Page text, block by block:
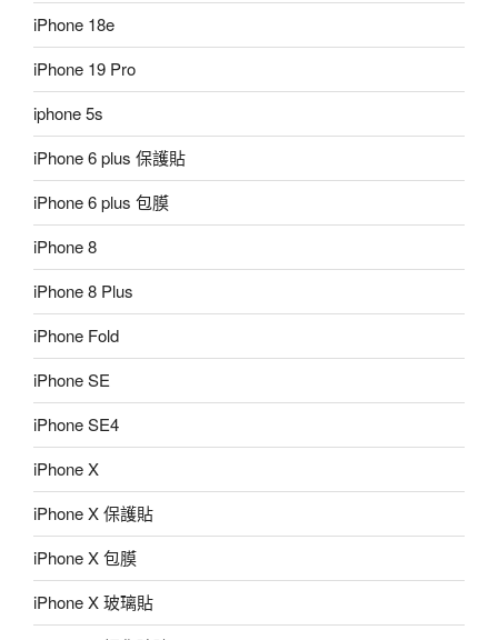
iPhone 18e
iPhone 19 Pro
iphone 5s
iPhone 6 plus 保護貼
iPhone 6 plus 包膜
iPhone 8
iPhone 8 Plus
iPhone Fold
iPhone SE
iPhone SE4
iPhone X
iPhone X 保護貼
iPhone X 包膜
iPhone X 玻璃貼